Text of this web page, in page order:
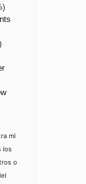
mi
los
o